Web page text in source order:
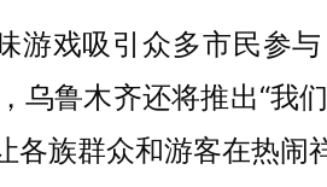
游戏吸引众多市民参
乌鲁木齐还将推出“我
族群众和游客在热闹